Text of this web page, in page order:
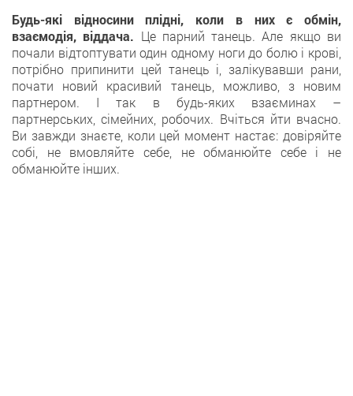
Будь-які відносини плідні, коли в них є обмін,
взаємодія, віддача. Це парний танець. Але якщо ви
почали відтоптувати один одному ноги до болю і крові,
потрібно припинити цей танець і, залікувавши рани,
почати новий красивий танець, можливо, з новим
партнером. І так в будь-яких взаєминах –
партнерських, сімейних, робочих. Вчіться йти вчасно.
Ви завжди знаєте, коли цей момент настає: довіряйте
собі, не вмовляйте себе, не обманюйте себе і не
обманюйте інших.